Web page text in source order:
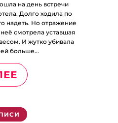
на день встречи
Долго ходила по
надеть. Но отражение
смотрела уставшая
И жутко убивала
больше...